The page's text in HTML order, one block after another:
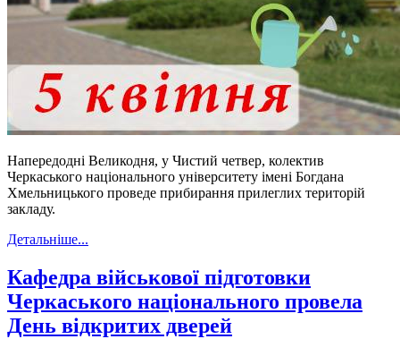
Напередодні Великодня, у Чистий четвер, колектив
Черкаського національного університету імені Богдана
Хмельницького проведе прибирання прилеглих територій
закладу.
Детальніше...
Кафедра військової підготовки
Черкаського національного провела
День відкритих дверей